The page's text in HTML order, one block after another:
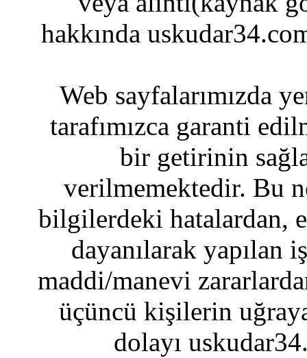
hakkında
Web sayfalarımızda
tarafımızca garanti
bir getirinin
verilmemektedir. Bu
bilgilerdeki hatalardan,
dayanılarak yapılan
maddi/manevi
üçüncü kişilerin
dolayı